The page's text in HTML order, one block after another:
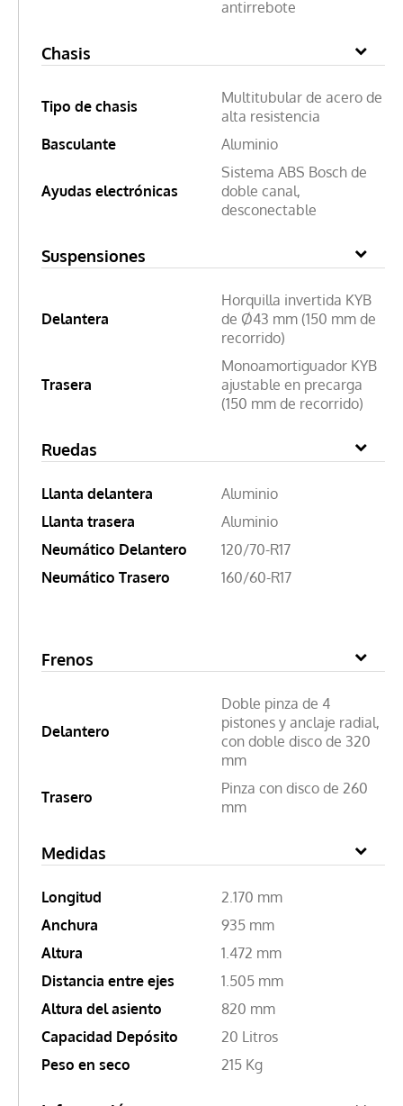
antirrebote
Chasis
Tipo de chasis
Multitubular de acero de
alta resistencia
Basculante
Aluminio
Ayudas electrónicas
Sistema ABS Bosch de
doble canal,
desconectable
Suspensiones
Delantera
Horquilla invertida KYB
de Ø43 mm (150 mm de
recorrido)
Trasera
Monoamortiguador KYB
ajustable en precarga
(150 mm de recorrido)
Ruedas
Llanta delantera
Aluminio
Llanta trasera
Aluminio
Neumático Delantero
120/70-R17
Neumático Trasero
160/60-R17
Frenos
Delantero
Doble pinza de 4
pistones y anclaje radial,
con doble disco de 320
mm
Trasero
Pinza con disco de 260
mm
Medidas
Longitud
2.170 mm
Anchura
935 mm
Altura
1.472 mm
Distancia entre ejes
1.505 mm
Altura del asiento
820 mm
Capacidad Depósito
20 Litros
Peso en seco
215 Kg